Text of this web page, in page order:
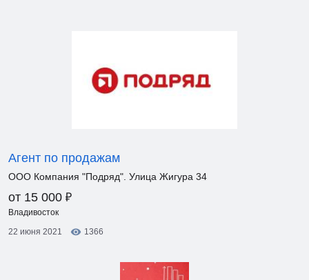
Агент по продажам
ООО Компания "Подряд". Улица Жигура 34
от 15 000 ₽
Владивосток
22 июня 2021
1366